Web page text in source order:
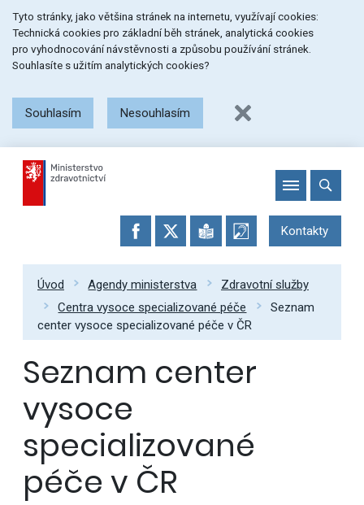
na
menu
na
obsah
na
patičku
stránky
Tyto stránky, jako většina stránek na internetu, využívají cookies:
Technická cookies pro základní běh stránek, analytická cookies
pro vyhodnocování návstěvnosti a způsobu používání stránek.
Souhlasíte s užitím analytických cookies?
Souhlasím Nesouhlasím
Kontakty
Úvod Agendy ministerstva
Zdravotní služby
Centra vysoce specializované péče
Seznam
center vysoce specializované péče v ČR
Seznam center
vysoce
specializované
péče v ČR